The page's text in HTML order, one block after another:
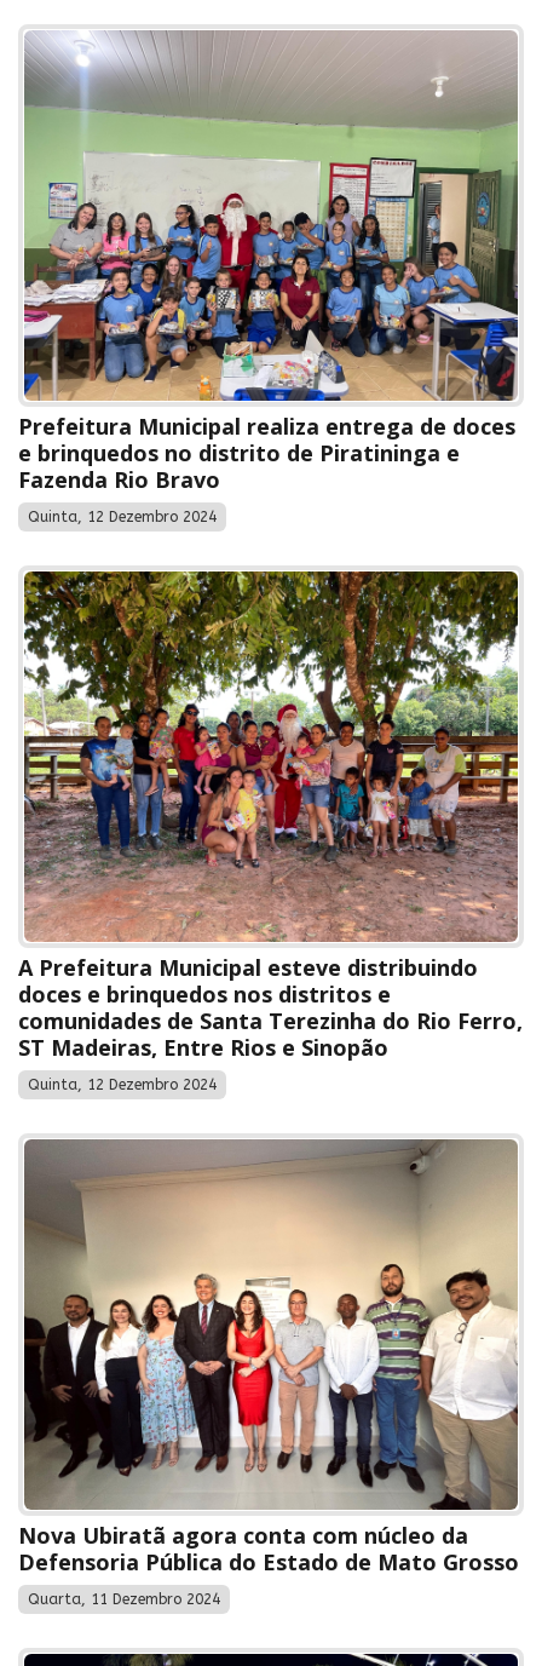
Prefeitura Municipal realiza entrega de doces
e brinquedos no distrito de Piratininga e
Fazenda Rio Bravo
Quinta, 12 Dezembro 2024
A Prefeitura Municipal esteve distribuindo
doces e brinquedos nos distritos e
comunidades de Santa Terezinha do Rio Ferro,
ST Madeiras, Entre Rios e Sinopão
Quinta, 12 Dezembro 2024
Nova Ubiratã agora conta com núcleo da
Defensoria Pública do Estado de Mato Grosso
Quarta, 11 Dezembro 2024